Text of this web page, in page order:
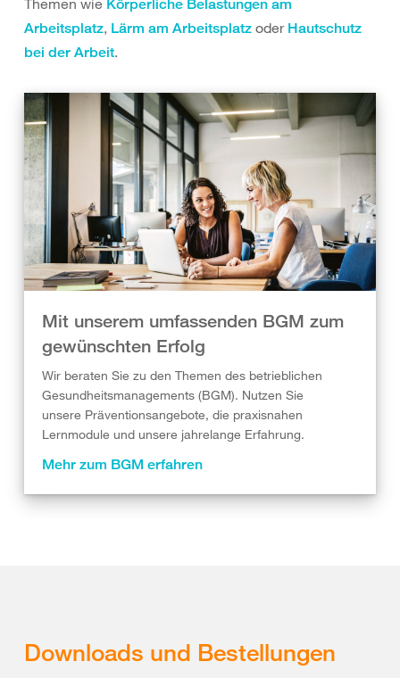
Themen wie Körperliche Belastungen am
Arbeitsplatz, Lärm am Arbeitsplatz oder Hautschutz
bei der Arbeit.
Mit unserem umfassenden BGM zum
gewünschten Erfolg
Wir beraten Sie zu den Themen des betrieblichen
Gesundheitsmanagements (BGM). Nutzen Sie
unsere Präventionsangebote, die praxisnahen
Lernmodule und unsere jahrelange Erfahrung.
Mehr zum BGM erfahren
Downloads und Bestellungen